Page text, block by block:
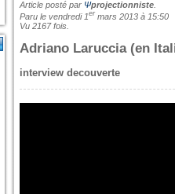
Article posté par Ψprojectionniste.
Paru le vendredi 1er mars 2013 à 15:50
Vu 2167 fois.
Adriano Laruccia (en
interview decouverte